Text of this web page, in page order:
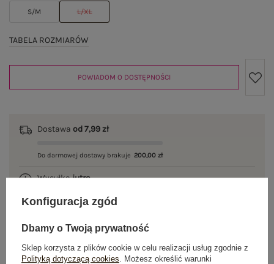
S/M L/XL
TABELA ROZMIARÓW
POWIADOM O DOSTĘPNOŚCI
Dostawa od 7,99 zł
Do darmowej dostawy brakuje 200,00 zł
Wysyłkajutro
100 dni na zwrot
OPIS PRODUKTU
Konfiguracja zgód
Dbamy o Twoją prywatność
Sklep korzysta z plików cookie w celu realizacji usług zgodnie z
Polityką dotyczącą cookies . Możesz określić warunki